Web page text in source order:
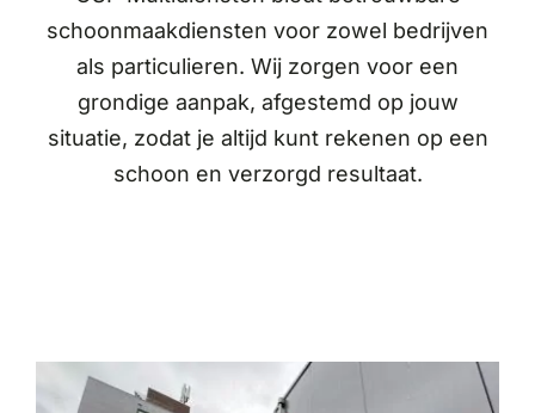
schoonmaakdiensten voor zowel bedrijven
als particulieren. Wij zorgen voor een
grondige aanpak, afgestemd op jouw
situatie, zodat je altijd kunt rekenen op een
schoon en verzorgd resultaat.